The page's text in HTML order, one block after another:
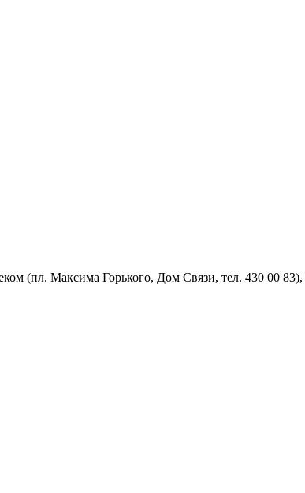
(пл. Максима Горького, Дом Связи, тел. 430 00